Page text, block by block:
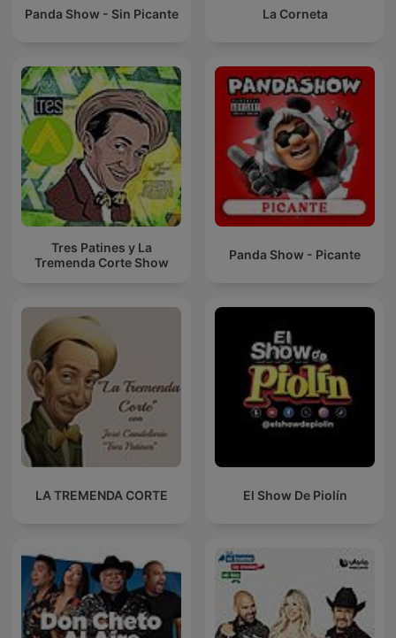
Panda Show - Sin Picante La Corneta
Tres Patines y La
Tremenda Corte Show
Panda Show - Picante
LA TREMENDA CORTE El Show De Piolín